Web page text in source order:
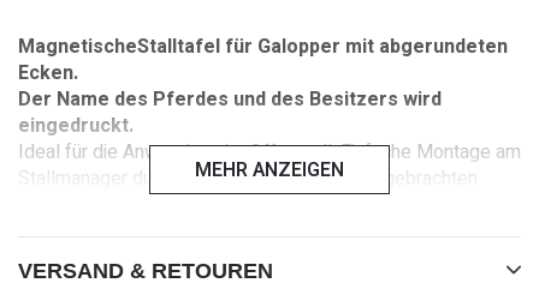
MagnetischeStalltafel für Galopper mit abgerundeten
Ecken.
Der Name des Pferdes und des Besitzers wird
eingedruckt.
Ideal für die Anwendung im Offenstall. Einfache Montage am
Stallmanager durch die auf der Rückseite angebrachten
Den Namen des Pferdes, des Besitzers und die
MEHR ANZEIGEN
VERSAND & RETOUREN